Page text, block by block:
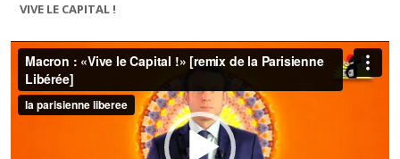
VIVE LE CAPITAL !
Lecteur
vidéo